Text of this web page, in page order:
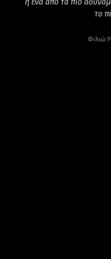
ή ένα από τα πιο
το
Φιλιώ